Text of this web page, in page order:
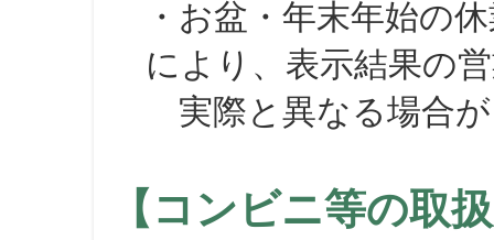
・お盆・年末年始の
により、表示結果の
実際と異なる場合が
【コンビニ等の取